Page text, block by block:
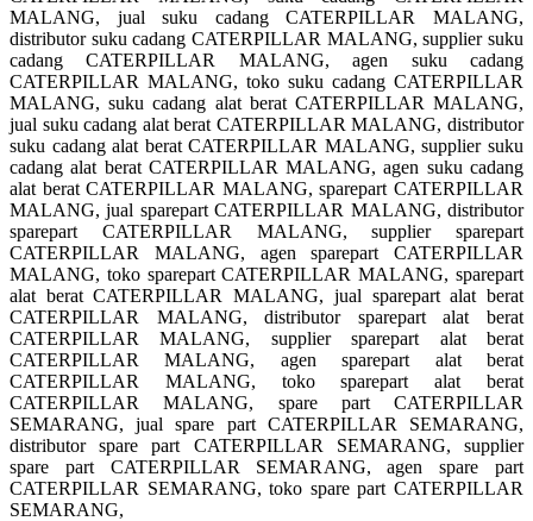
MALANG, jual suku cadang CATERPILLAR MALANG,
distributor suku cadang CATERPILLAR MALANG, supplier suku
cadang CATERPILLAR MALANG, agen suku cadang
CATERPILLAR MALANG, toko suku cadang CATERPILLAR
MALANG, suku cadang alat berat CATERPILLAR MALANG,
jual suku cadang alat berat CATERPILLAR MALANG, distributor
suku cadang alat berat CATERPILLAR MALANG, supplier suku
cadang alat berat CATERPILLAR MALANG, agen suku cadang
alat berat CATERPILLAR MALANG, sparepart CATERPILLAR
MALANG, jual sparepart CATERPILLAR MALANG, distributor
sparepart CATERPILLAR MALANG, supplier sparepart
CATERPILLAR MALANG, agen sparepart CATERPILLAR
MALANG, toko sparepart CATERPILLAR MALANG, sparepart
alat berat CATERPILLAR MALANG, jual sparepart alat berat
CATERPILLAR MALANG, distributor sparepart alat berat
CATERPILLAR MALANG, supplier sparepart alat berat
CATERPILLAR MALANG, agen sparepart alat berat
CATERPILLAR MALANG, toko sparepart alat berat
CATERPILLAR MALANG, spare part CATERPILLAR
SEMARANG, jual spare part CATERPILLAR SEMARANG,
distributor spare part CATERPILLAR SEMARANG, supplier
spare part CATERPILLAR SEMARANG, agen spare part
CATERPILLAR SEMARANG, toko spare part CATERPILLAR
SEMARANG,